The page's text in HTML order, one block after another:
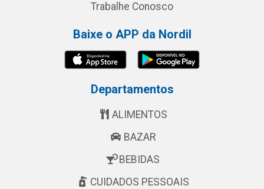
Trabalhe Conosco
Baixe o APP da Nordil
Departamentos
ALIMENTOS
BAZAR
BEBIDAS
CUIDADOS PESSOAIS